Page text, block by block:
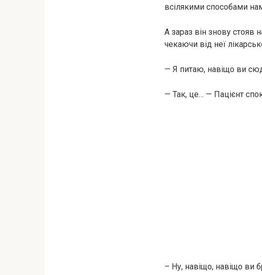
всілякими способами
А зараз він знову стояв
чекаючи від неї
— Я питаю, навіщо ви
— Так, це… — Пацієнт
– Ну, навіщо, навіщо ви